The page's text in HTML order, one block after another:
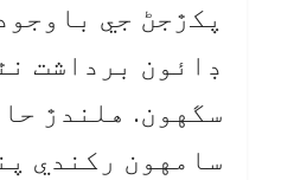
پکڙجڻ جي
ڊائون برداشت
سگهون. هلندڙ
سامهون رکندي